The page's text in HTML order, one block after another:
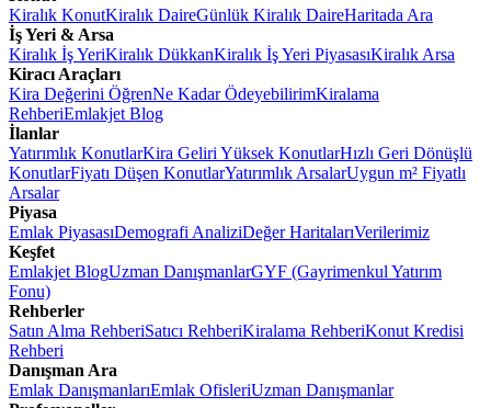
Kiralık KonutKiralık DaireGünlük Kiralık DaireHaritada Ara
İş Yeri & Arsa
Kiralık İş YeriKiralık DükkanKiralık İş Yeri PiyasasıKiralık Arsa
Kiracı Araçları
Kira Değerini ÖğrenNe Kadar ÖdeyebilirimKiralama
RehberiEmlakjet Blog
İlanlar
Yatırımlık KonutlarKira Geliri Yüksek KonutlarHızlı Geri Dönüşlü
KonutlarFiyatı Düşen KonutlarYatırımlık ArsalarUygun m² Fiyatlı
Arsalar
Piyasa
Emlak PiyasasıDemografi AnaliziDeğer HaritalarıVerilerimiz
Keşfet
Emlakjet BlogUzman DanışmanlarGYF (Gayrimenkul Yatırım
Fonu)
Rehberler
Satın Alma RehberiSatıcı RehberiKiralama RehberiKonut Kredisi
Rehberi
Danışman Ara
Emlak DanışmanlarıEmlak OfisleriUzman Danışmanlar